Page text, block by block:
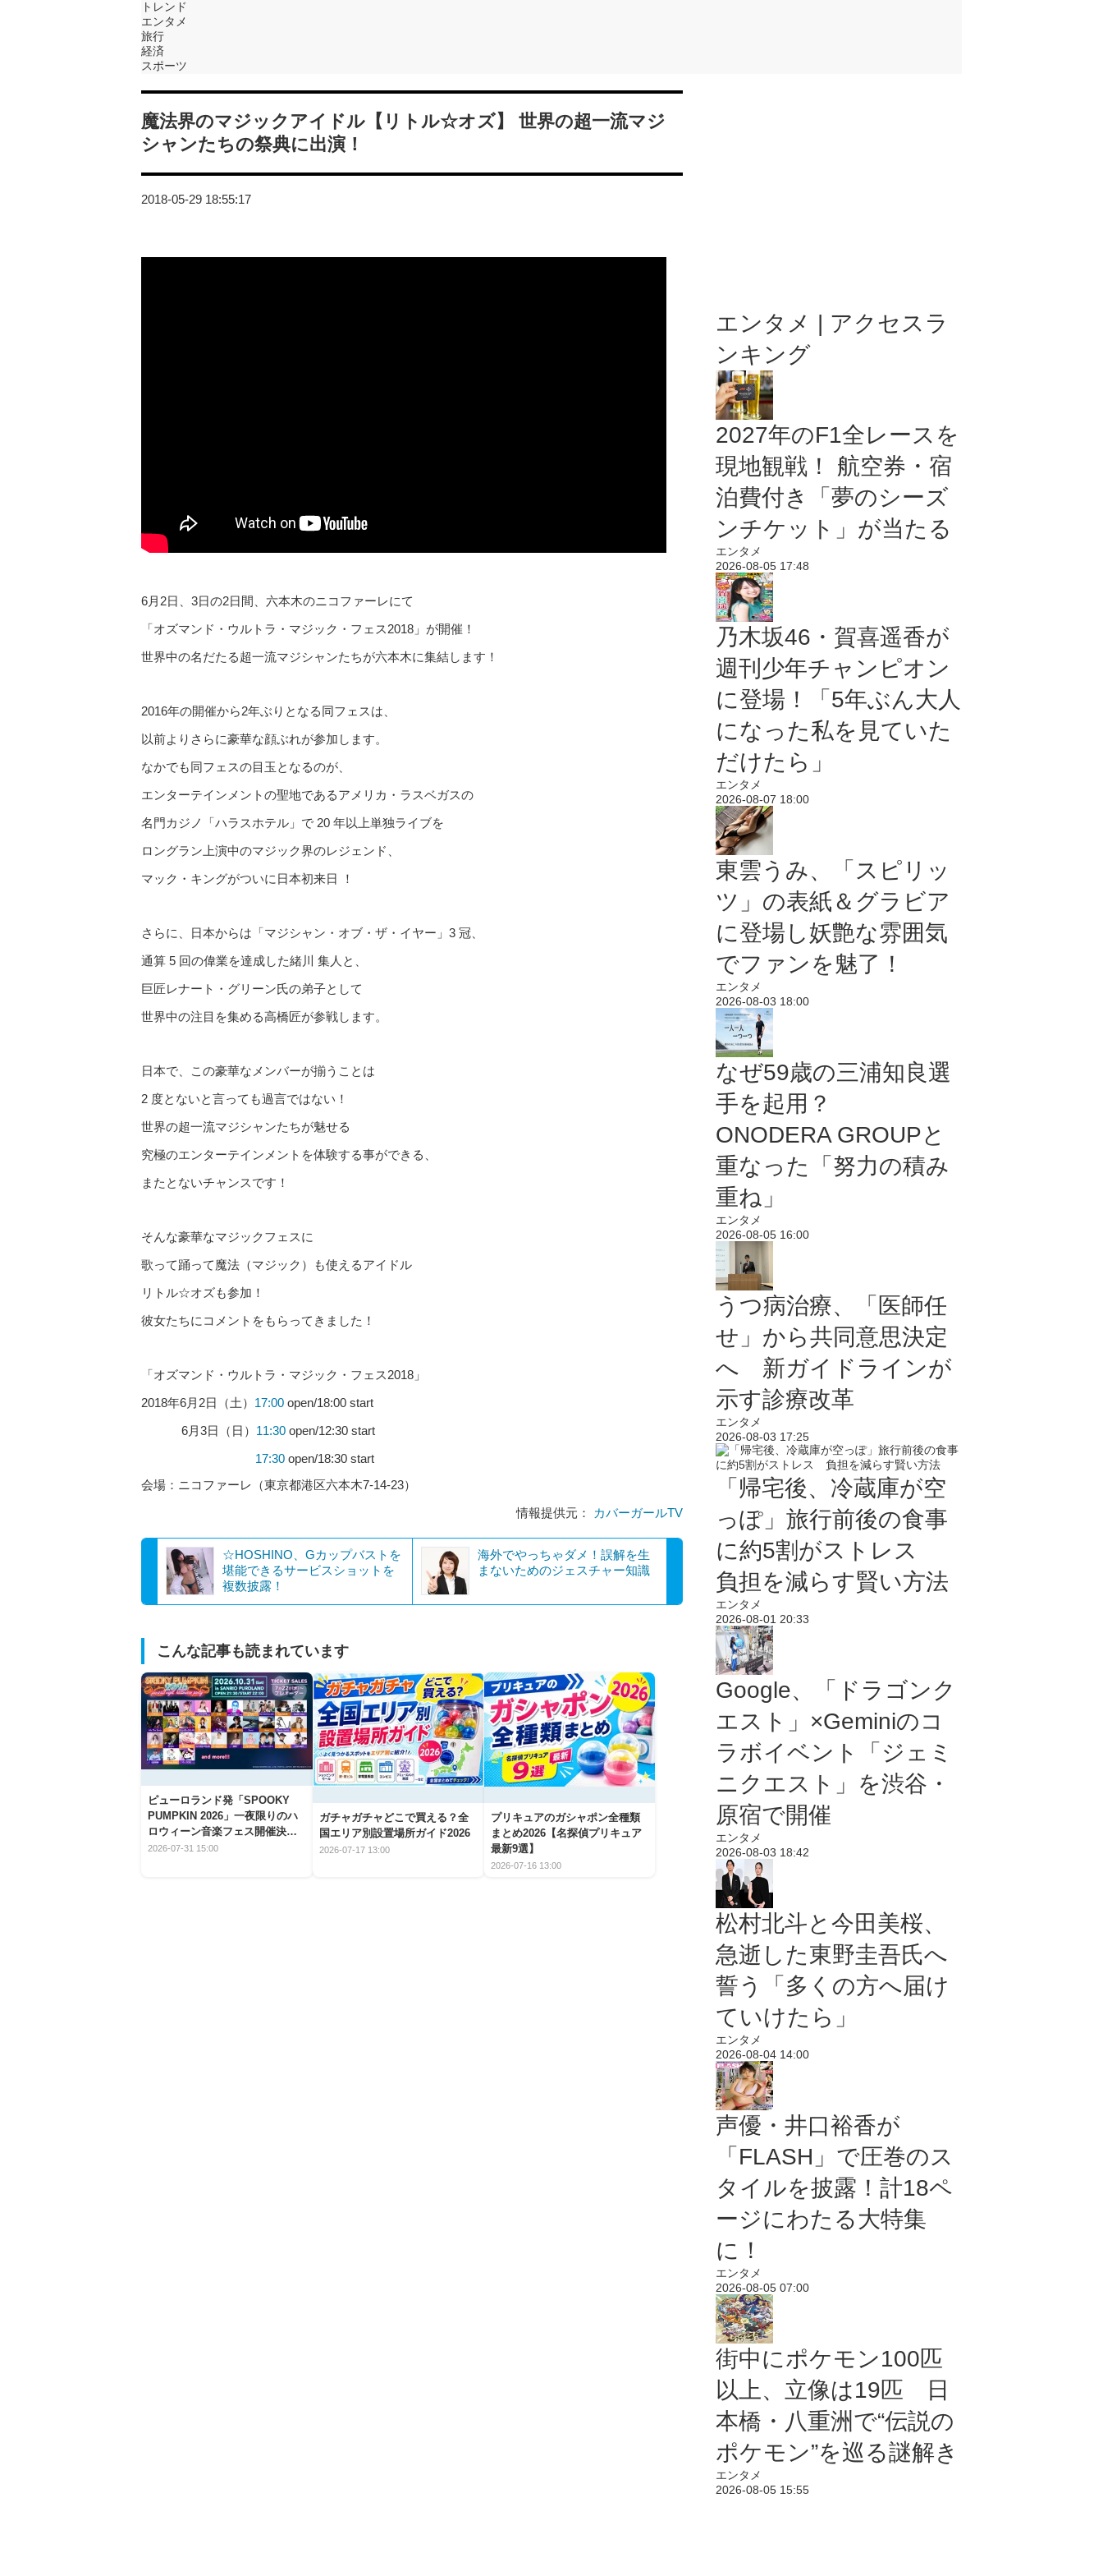
トレンド
エンタメ
旅行
経済
スポーツ
魔法界のマジックアイドル【リトル☆オズ】 世界の超一流マジ
シャンたちの祭典に出演！
2018-05-29 18:55:17
6月2日、3日の2日間、六本木のニコファーレにて
「オズマンド・ウルトラ・マジック・フェス2018」が開催！
世界中の名だたる超一流マジシャンたちが六本木に集結します！
2016年の開催から2年ぶりとなる同フェスは、
以前よりさらに豪華な顔ぶれが参加します。
なかでも同フェスの目玉となるのが、
エンターテインメントの聖地であるアメリカ・ラスベガスの
名門カジノ「ハラスホテル」で 20 年以上単独ライブを
ロングラン上演中のマジック界のレジェンド、
マック・キングがついに日本初来日 ！
さらに、日本からは「マジシャン・オブ・ザ・イヤー」3 冠、
通算 5 回の偉業を達成した緒川 集人と、
巨匠レナート・グリーン氏の弟子として
世界中の注目を集める高橋匠が参戦します。
日本で、この豪華なメンバーが揃うことは
2 度とないと言っても過言ではない！
世界の超一流マジシャンたちが魅せる
究極のエンターテインメントを体験する事ができる、
またとないチャンスです！
そんな豪華なマジックフェスに
歌って踊って魔法（マジック）も使えるアイドル
リトル☆オズも参加！
彼女たちにコメントをもらってきました！
「オズマンド・ウルトラ・マジック・フェス2018」
2018年6月2日（土） 17:00 open/18:00 start
6月3日（日） 11:30 open/12:30 start
17:30 open/18:30 start
会場：ニコファーレ（東京都港区六本木7-14-23）
情報提供元：
カバーガールTV
☆HOSHINO、Gカップバストを
堪能できるサービスショットを
複数披露！
海外でやっちゃダメ！誤解を生
まないためのジェスチャー知識
こんな記事も読まれています
ピューロランド発「SPOOKY
PUMPKIN 2026」一夜限りのハ
ロウィーン音楽フェス開催決
定！
2026-07-31 15:00
ガチャガチャどこで買える？全
国エリア別設置場所ガイド2026
2026-07-17 13:00
プリキュアのガシャポン全種類
まとめ2026【名探偵プリキュア
最新9選】
2026-07-16 13:00
エンタメ | アクセスラ
ンキング
2027年のF1全レースを
現地観戦！ 航空券・宿
泊費付き「夢のシーズ
ンチケット」が当たる
エンタメ
2026-08-05 17:48
乃木坂46・賀喜遥香が
週刊少年チャンピオン
に登場！「5年ぶん大人
になった私を見ていた
だけたら」
エンタメ
2026-08-07 18:00
東雲うみ、「スピリッ
ツ」の表紙＆グラビア
に登場し妖艶な雰囲気
でファンを魅了！
エンタメ
2026-08-03 18:00
なぜ59歳の三浦知良選
手を起用？
ONODERA GROUPと
重なった「努力の積み
重ね」
エンタメ
2026-08-05 16:00
うつ病治療、「医師任
せ」から共同意思決定
へ 新ガイドラインが
示す診療改革
エンタメ
2026-08-03 17:25
「帰宅後、冷蔵庫が空
っぽ」旅行前後の食事
に約5割がストレス
負担を減らす賢い方法
エンタメ
2026-08-01 20:33
Google、「ドラゴンク
エスト」×Geminiのコ
ラボイベント「ジェミ
ニクエスト」を渋谷・
原宿で開催
エンタメ
2026-08-03 18:42
松村北斗と今田美桜、
急逝した東野圭吾氏へ
誓う「多くの方へ届け
ていけたら」
エンタメ
2026-08-04 14:00
声優・井口裕香が
「FLASH」で圧巻のス
タイルを披露！計18ペ
ージにわたる大特集
に！
エンタメ
2026-08-05 07:00
街中にポケモン100匹
以上、立像は19匹 日
本橋・八重洲で“伝説の
ポケモン”を巡る謎解き
エンタメ
2026-08-05 15:55